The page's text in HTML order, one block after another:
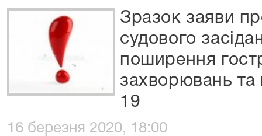
Зразок заяви
судового
поширення
захворювань та
19
16 березня 2020, 18:00